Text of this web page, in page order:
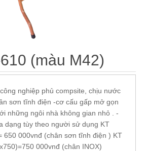
(màu M42)
nghiệp phủ compsite, chịu nước
sơn tĩnh điện -cơ cấu gấp mở gọn
những ngôi nhà không gian nhỏ . -
dạng tùy theo người sử dụng KT
650 000vnđ (chân sơn tĩnh điện ) KT
000vnđ (chân INOX)